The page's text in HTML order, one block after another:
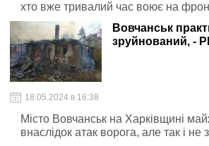
хто вже тривалий час воює на
Вовчанськ
зруйнований, -
18.05.2024 в 16:38
Місто Вовчанськ на Харківщині
внаслідок атак ворога, але так і